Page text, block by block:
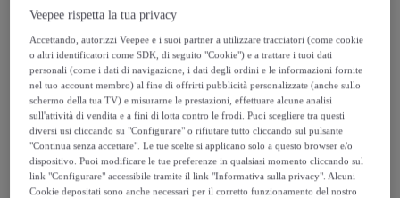
Cappellino Leone Bold Color
Modello: TU
19,99 €
28, €
-28%
Guida alle taglie
Veepee rispetta la tua privacy
Accettando, autorizzi Veepee e i suoi partner a utilizzare tracciatori (come cookie
o altri identificatori come SDK, di seguito "Cookie") e a trattare i tuoi dati
personali (come i dati di navigazione, i dati degli ordini e le informazioni fornite
nel tuo account membro) al fine di offrirti pubblicità personalizzate (anche sullo
schermo della tua TV) e misurarne le prestazioni, effettuare alcune analisi
sull'attività di vendita e a fini di lotta contro le frodi. Puoi scegliere tra questi
diversi usi cliccando su "Configurare" o rifiutare tutto cliccando sul pulsante
"Continua senza accettare". Le tue scelte si applicano solo a questo browser e/o
dispositivo. Puoi modificare le tue preferenze in qualsiasi momento cliccando sul
link "Configurare" accessibile tramite il link "Informativa sulla privacy". Alcuni
Cookie depositati sono anche necessari per il corretto funzionamento del nostro